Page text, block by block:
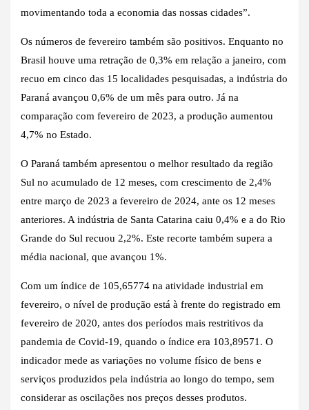
movimentando toda a economia das nossas cidades”.
Os números de fevereiro também são positivos. Enquanto no
Brasil houve uma retração de 0,3% em relação a janeiro, com
recuo em cinco das 15 localidades pesquisadas, a indústria do
Paraná avançou 0,6% de um mês para outro. Já na
comparação com fevereiro de 2023, a produção aumentou
4,7% no Estado.
O Paraná também apresentou o melhor resultado da região
Sul no acumulado de 12 meses, com crescimento de 2,4%
entre março de 2023 a fevereiro de 2024, ante os 12 meses
anteriores. A indústria de Santa Catarina caiu 0,4% e a do Rio
Grande do Sul recuou 2,2%. Este recorte também supera a
média nacional, que avançou 1%.
Com um índice de 105,65774 na atividade industrial em
fevereiro, o nível de produção está à frente do registrado em
fevereiro de 2020, antes dos períodos mais restritivos da
pandemia de Covid-19, quando o índice era 103,89571. O
indicador mede as variações no volume físico de bens e
serviços produzidos pela indústria ao longo do tempo, sem
considerar as oscilações nos preços desses produtos.